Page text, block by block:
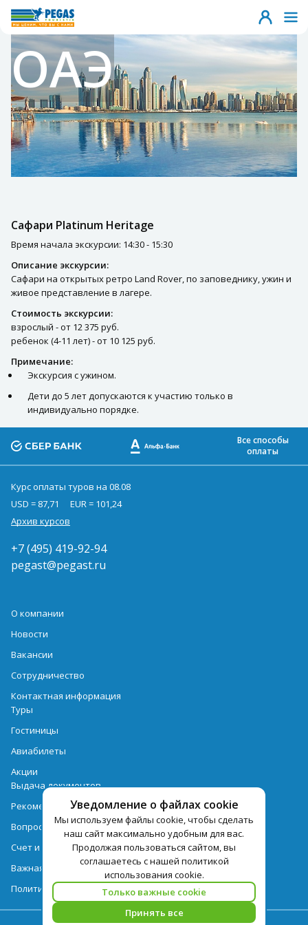
ОАЭ
Сафари Platinum Heritage
Время начала экскурсии: 14:30 - 15:30
Описание экскурсии:
Сафари на открытых ретро Land Rover, по заповеднику, ужин и
живое представление в лагере.
Стоимость экскурсии:
взрослый - от 12 375 руб.
ребенок (4-11 лет) - от 10 125 руб.
Примечание:
Экскурсия с ужином.
Дети до 5 лет допускаются к участию только в
индивидуально порядке.
Уведомление о файлах cookie
Мы используем файлы cookie, чтобы сделать
наш сайт максимально удобным для вас.
Продолжая пользоваться сайтом, вы
соглашаетесь с нашей политикой
использования cookie.
Только важные cookie
Принять все
Все способы
оплаты
Курс оплаты туров на 08.08
USD = 87,71
EUR = 101,24
Архив курсов
+7 (495) 419-92-94
pegast@pegast.ru
О компании
Новости
Вакансии
Сотрудничество
Контактная информация
Туры
Гостиницы
Авиабилеты
Акции
Выдача документов
Рекомендации
Вопрос-ответ
Счет и оплата
Важная информация по турпродукту
Политика обработки персональных данных